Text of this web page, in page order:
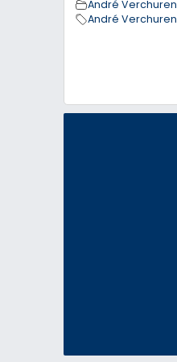
André Verchuren
André Verchuren